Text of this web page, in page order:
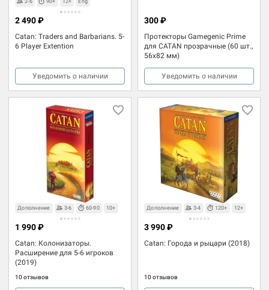
Catan: Traders and Barbarians. 5-
6 Player Extention
2 490 ₽
Уведомить о наличии
Протекторы Gamegenic Prime
для CATAN прозрачные (60 шт.,
56x82 мм)
300 ₽
Уведомить о наличии
Дополнение 3-6 60-90 10+
Catan: Колонизаторы.
Расширение для 5-6 игроков
(2019)
10 отзывов
1 990 ₽
Дополнение 3-4 120+ 12+
Catan: Города и рыцари (2018)
10 отзывов
3 990 ₽